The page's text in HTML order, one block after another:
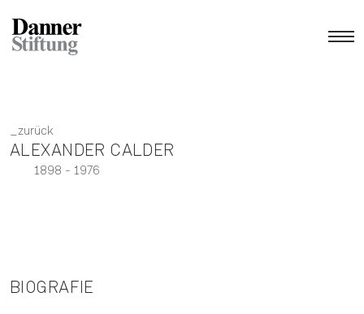
zurück
ALEXANDER CALDER
1898 - 1976
BIOGRAFIE